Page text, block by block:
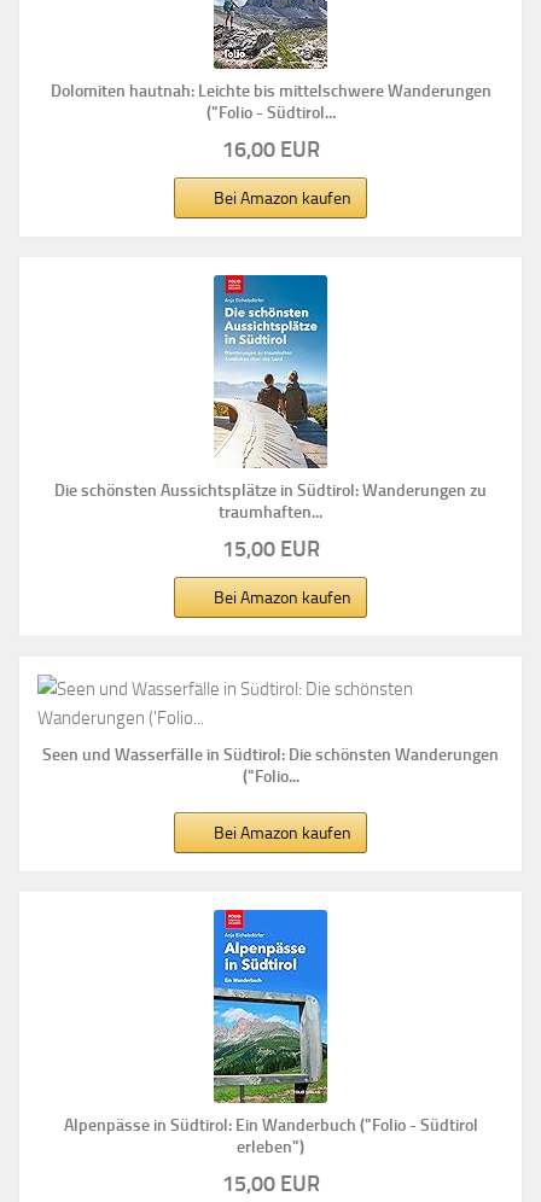
Dolomiten hautnah: Leichte bis mittelschwere Wanderungen
("Folio - Südtirol...
16,00 EUR
Bei Amazon kaufen
Die schönsten Aussichtsplätze in Südtirol: Wanderungen zu
traumhaften...
15,00 EUR
Bei Amazon kaufen
Seen und Wasserfälle in Südtirol: Die schönsten Wanderungen
("Folio...
Bei Amazon kaufen
Alpenpässe in Südtirol: Ein Wanderbuch ("Folio - Südtirol
erleben")
15,00 EUR